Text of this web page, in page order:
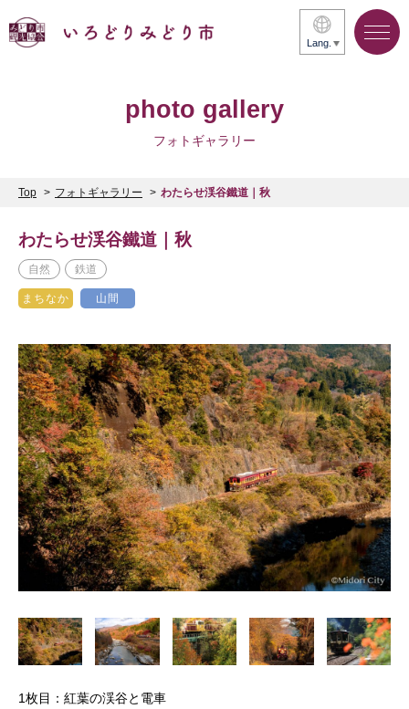
Lang.
photo gallery
フォトギャラリー
Top フォトギャラリー わたらせ渓谷鐵道｜秋
わたらせ渓谷鐵道｜秋
自然 鉄道
まちなか 山間
1枚目：紅葉の渓谷と電車